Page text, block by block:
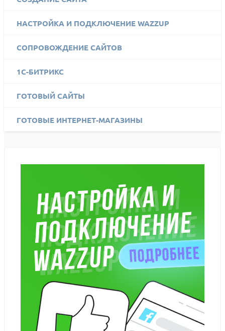
НАСТРОЙКА И ПОДКЛЮЧЕНИЕ WAZZUP
СОПРОВОЖДЕНИЕ САЙТОВ
1C-БИТРИКС
ГОТОВЫЙ САЙТЫ
ГОТОВЫЕ ИНТЕРНЕТ-МАГАЗИНЫ